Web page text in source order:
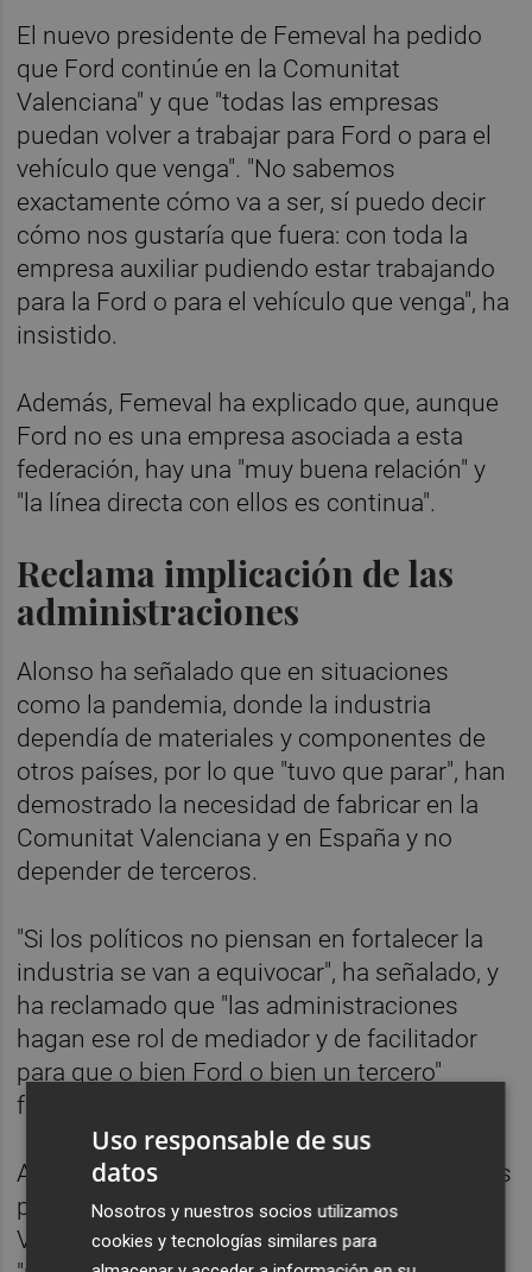
El nuevo presidente de Femeval ha pedido
que Ford continúe en la Comunitat
Valenciana" y que "todas las empresas
puedan volver a trabajar para Ford o para el
vehículo que venga". "No sabemos
exactamente cómo va a ser, sí puedo decir
cómo nos gustaría que fuera: con toda la
empresa auxiliar pudiendo estar trabajando
para la Ford o para el vehículo que venga", ha
insistido.
Además, Femeval ha explicado que, aunque
Ford no es una empresa asociada a esta
federación, hay una "muy buena relación" y
"la línea directa con ellos es continua".
Reclama implicación de las
administraciones
Alonso ha señalado que en situaciones
como la pandemia, donde la industria
dependía de materiales y componentes de
otros países, por lo que "tuvo que parar", han
demostrado la necesidad de fabricar en la
Comunitat Valenciana y en España y no
depender de terceros.
"Si los políticos no piensan en fortalecer la
industria se van a equivocar", ha señalado, y
ha reclamado que "las administraciones
hagan ese rol de mediador y de facilitador
para que o bien Ford o bien un tercero"
fabrique en Valencia.
Alonso ha subrayado que Ford es "una de las
principales industrias de la Comunitat
Valenciana" que "genera mucho empleo" y
Uso responsable de sus
datos
Nosotros y nuestros socios utilizamos
cookies y tecnologías similares para